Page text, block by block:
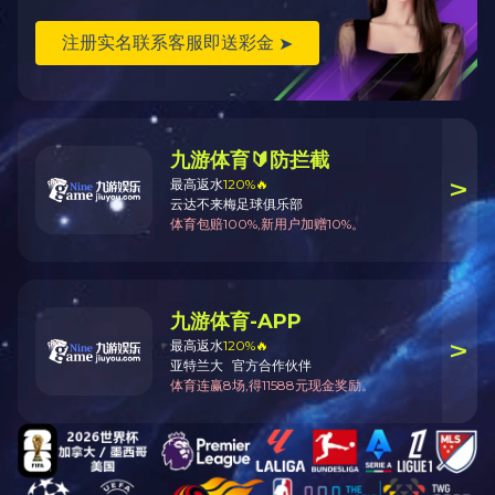
河南买球正规平台·（中国）官网宣传视频
关于我们
企业文化
文化活动
新闻动态